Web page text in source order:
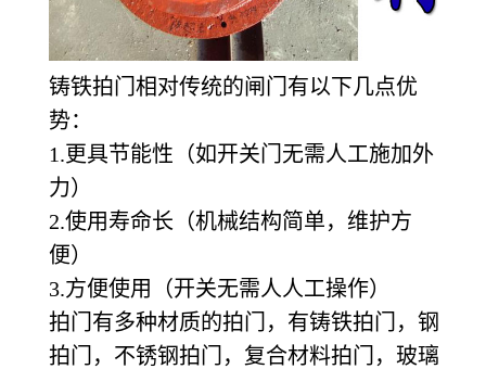
铸铁拍门相对传统的闸门有以下几点优
势：
1.更具节能性（如开关门无需人工施加外
力）
2.使用寿命长（机械结构简单，维护方
便）
3.方便使用（开关无需人人工操作）
拍门有多种材质的拍门，有铸铁拍门，钢
拍门，不锈钢拍门，复合材料拍门，玻璃